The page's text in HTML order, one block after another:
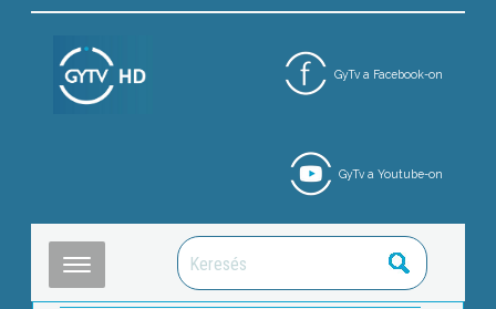
GyTv a Facebook-on
GyTv a Youtube-on